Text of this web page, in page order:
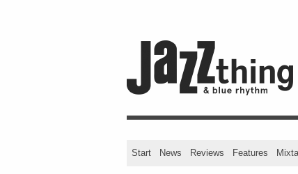
Start News Reviews Features